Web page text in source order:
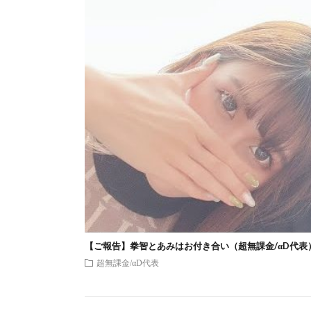
【ご報告】拳智とあみはお付き合い（超無課金/αD代表
超無課金/αD代表